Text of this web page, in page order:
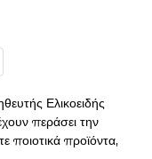
Ελικοειδής
περάσει την
ποιοτικά προϊόντα,